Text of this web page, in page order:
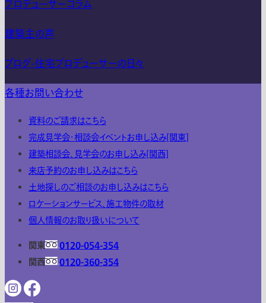
プロデューサーコラム
建築主の声
ブログ-住宅プロデューサーの日々
各種お問い合わせ
資料のご請求はこちら
完成見学会・相談会イベントお申し込み[関東]
建築相談会、見学会のお申し込み[関西]
来店予約のお申し込みはこちら
土地探しのご相談のお申し込みはこちら
ロケーションサービス、施工物件の取材
個人情報のお取り扱いについて
関東
0120-054-354
関西
0120-360-354